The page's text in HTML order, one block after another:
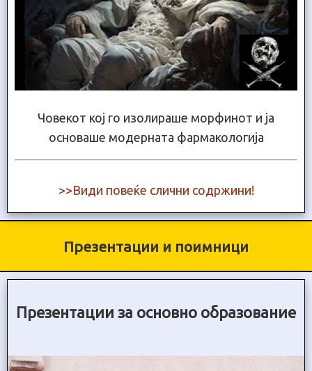
Човекот кој го изолираше морфинот и ја
основаше модерната фармакологија
>>Види повеќе слични содржини!
Презентации и поимници
Презентации за основно образование